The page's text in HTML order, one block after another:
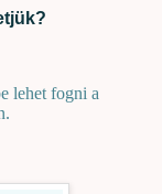
lehet fogni a